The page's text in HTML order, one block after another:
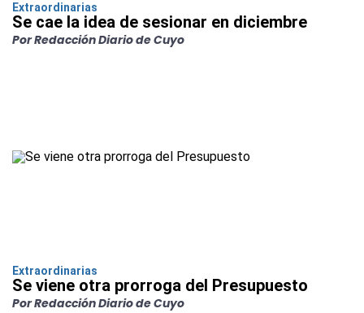
Extraordinarias
Se cae la idea de sesionar en diciembre
Por Redacción Diario de Cuyo
Extraordinarias
Se viene otra prorroga del Presupuesto
Por Redacción Diario de Cuyo